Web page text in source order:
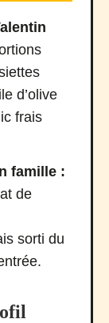
d’olive
frais
famille :
de
sorti du